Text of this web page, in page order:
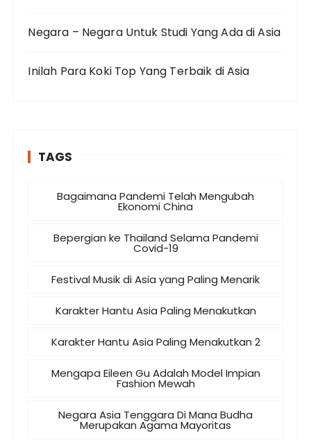
Negara – Negara Untuk Studi Yang Ada di Asia
Inilah Para Koki Top Yang Terbaik di Asia
TAGS
Bagaimana Pandemi Telah Mengubah
Ekonomi China
Bepergian ke Thailand Selama Pandemi
Covid-19
Festival Musik di Asia yang Paling Menarik
Karakter Hantu Asia Paling Menakutkan
Karakter Hantu Asia Paling Menakutkan 2
Mengapa Eileen Gu Adalah Model Impian
Fashion Mewah
Negara Asia Tenggara Di Mana Budha
Merupakan Agama Mayoritas